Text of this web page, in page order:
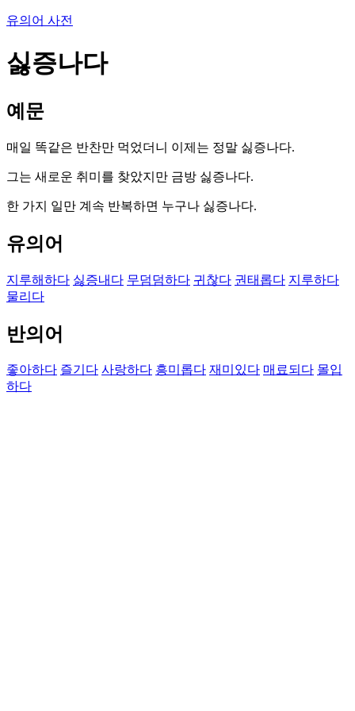
유의어 사전
싫증나다
예문
매일 똑같은 반찬만 먹었더니 이제는 정말 싫증나다.
그는 새로운 취미를 찾았지만 금방 싫증나다.
한 가지 일만 계속 반복하면 누구나 싫증나다.
유의어
지루해하다 싫증내다 무덤덤하다 귀찮다 권태롭다 지루하다
물리다
반의어
좋아하다 즐기다 사랑하다 흥미롭다 재미있다 매료되다 몰입
하다